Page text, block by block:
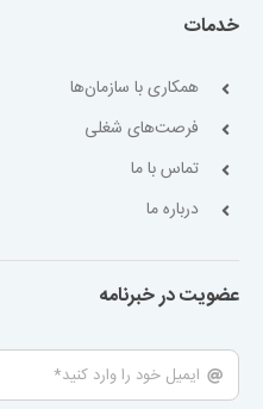
خدمات
همکاری با سازمان‌ها
فرصت‌های شغلی
تماس با ما
درباره ما
عضویت در خبرنامه